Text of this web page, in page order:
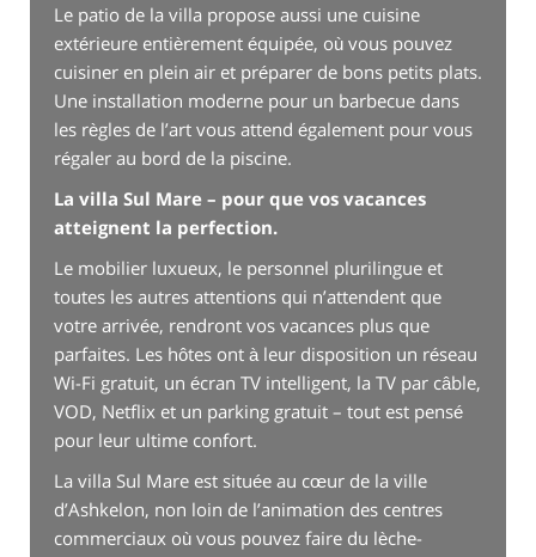
Le patio de la villa propose aussi une cuisine
extérieure entièrement équipée, où vous pouvez
cuisiner en plein air et préparer de bons petits plats.
Une installation moderne pour un barbecue dans
les règles de l’art vous attend également pour vous
régaler au bord de la piscine.
La villa Sul Mare – pour que vos vacances
atteignent la perfection.
Le mobilier luxueux, le personnel plurilingue et
toutes les autres attentions qui n’attendent que
votre arrivée, rendront vos vacances plus que
parfaites. Les hôtes ont à leur disposition un réseau
Wi-Fi gratuit, un écran TV intelligent, la TV par câble,
VOD, Netflix et un parking gratuit – tout est pensé
pour leur ultime confort.
La villa Sul Mare est située au cœur de la ville
d’Ashkelon, non loin de l’animation des centres
commerciaux où vous pouvez faire du lèche-